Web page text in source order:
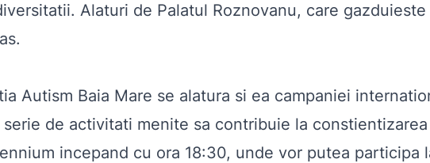
Alaturi de Palatul Roznovanu, care
Autism Baia Mare se alatura si ea campaniei
de activitati menite sa contribuie la
incepand cu ora 18:30, unde vor putea